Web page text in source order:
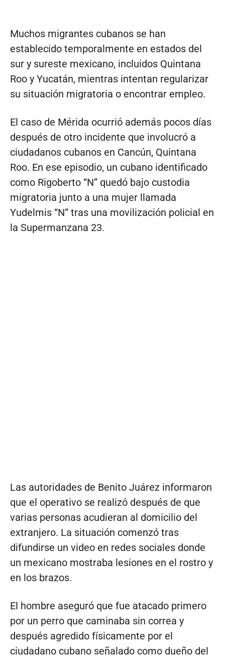
Muchos migrantes cubanos se han
establecido temporalmente en estados del
sur y sureste mexicano, incluidos Quintana
Roo y Yucatán, mientras intentan regularizar
su situación migratoria o encontrar empleo.
El caso de Mérida ocurrió además pocos días
después de otro incidente que involucró a
ciudadanos cubanos en Cancún, Quintana
Roo. En ese episodio, un cubano identificado
como Rigoberto “N” quedó bajo custodia
migratoria junto a una mujer llamada
Yudelmis “N” tras una movilización policial en
la Supermanzana 23.
Las autoridades de Benito Juárez informaron
que el operativo se realizó después de que
varias personas acudieran al domicilio del
extranjero. La situación comenzó tras
difundirse un video en redes sociales donde
un mexicano mostraba lesiones en el rostro y
en los brazos.
El hombre aseguró que fue atacado primero
por un perro que caminaba sin correa y
después agredido físicamente por el
ciudadano cubano señalado como dueño del